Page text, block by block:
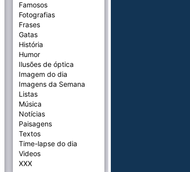
Famosos
Fotografias
Frases
Gatas
História
Humor
Ilusões de óptica
Imagem do dia
Imagens da Semana
Listas
Música
Notícias
Paisagens
Textos
Time-lapse do dia
Videos
XXX